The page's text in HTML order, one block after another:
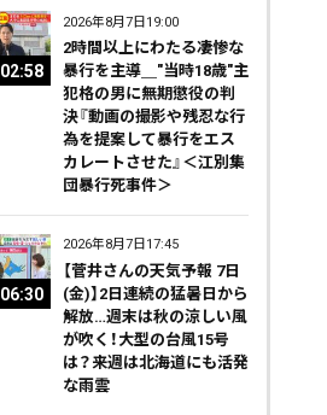
02:58
2026年8月7日19:00
2時間以上にわたる凄惨な
暴行を主導＿"当時18歳"主
犯格の男に無期懲役の判
決『動画の撮影や残忍な行
為を提案して暴行をエス
カレートさせた』＜江別集
団暴行死事件＞
06:30
2026年8月7日17:45
【菅井さんの天気予報 7日
(金)】2日連続の猛暑日から
解放…週末は秋の涼しい風
が吹く！大型の台風15号
は？来週は北海道にも活発
な雨雲